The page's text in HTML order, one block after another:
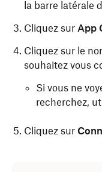
la barre latérale
Cliquez sur App
Cliquez sur le
souhaitez vous
Si vous ne
recherchez,
Cliquez sur